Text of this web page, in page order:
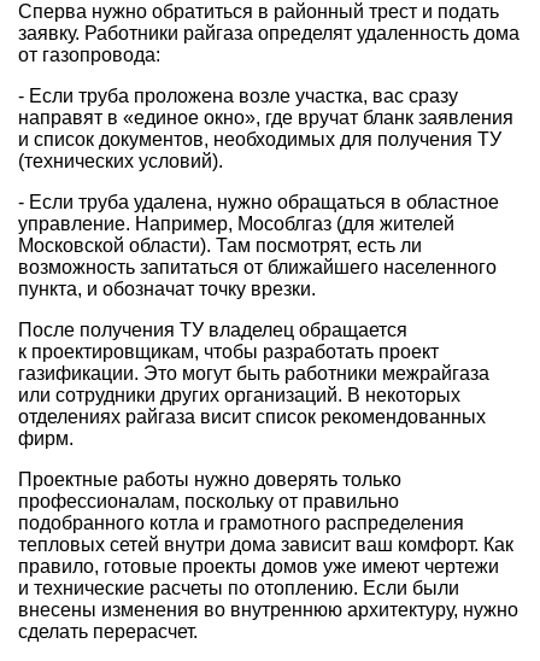
Сперва нужно обратиться в районный трест и подать
заявку. Работники райгаза определят удаленность дома
от газопровода:
- Если труба проложена возле участка, вас сразу
направят в «единое окно», где вручат бланк заявления
и список документов, необходимых для получения ТУ
(технических условий).
- Если труба удалена, нужно обращаться в областное
управление. Например, Мособлгаз (для жителей
Московской области). Там посмотрят, есть ли
возможность запитаться от ближайшего населенного
пункта, и обозначат точку врезки.
После получения ТУ владелец обращается
к проектировщикам, чтобы разработать проект
газификации. Это могут быть работники межрайгаза
или сотрудники других организаций. В некоторых
отделениях райгаза висит список рекомендованных
фирм.
Проектные работы нужно доверять только
профессионалам, поскольку от правильно
подобранного котла и грамотного распределения
тепловых сетей внутри дома зависит ваш комфорт. Как
правило, готовые проекты домов уже имеют чертежи
и технические расчеты по отоплению. Если были
внесены изменения во внутреннюю архитектуру, нужно
сделать перерасчет.